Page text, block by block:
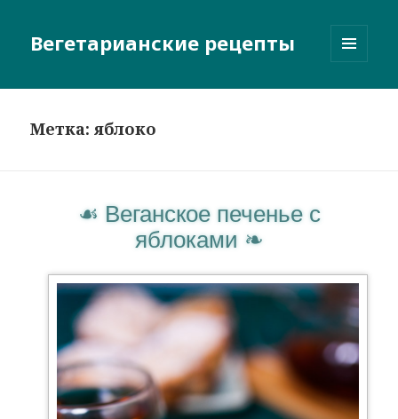
Вегетарианские рецепты
ВИДЖЕТЫ
Метка:яблоко
Веганское печенье с
яблоками